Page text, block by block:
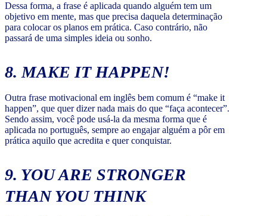
Dessa forma, a frase é aplicada quando alguém tem um
objetivo em mente, mas que precisa daquela determinação
para colocar os planos em prática. Caso contrário, não
passará de uma simples ideia ou sonho.
8. MAKE IT HAPPEN!
Outra frase motivacional em inglês bem comum é “make it
happen”, que quer dizer nada mais do que “faça acontecer”.
Sendo assim, você pode usá-la da mesma forma que é
aplicada no português, sempre ao engajar alguém a pôr em
prática aquilo que acredita e quer conquistar.
9. YOU ARE STRONGER
THAN YOU THINK